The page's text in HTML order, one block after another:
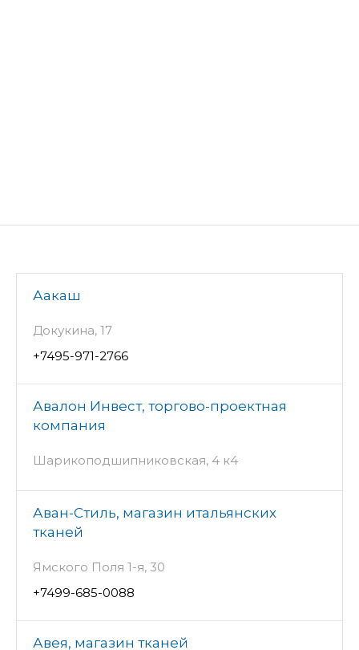
Аакаш
Докукина, 17
+7495-971-2766
Авалон Инвест, торгово-проектная
компания
Шарикоподшипниковская, 4 к4
Аван-Стиль, магазин итальянских
тканей
Ямского Поля 1-я, 30
+7499-685-0088
Авея, магазин тканей